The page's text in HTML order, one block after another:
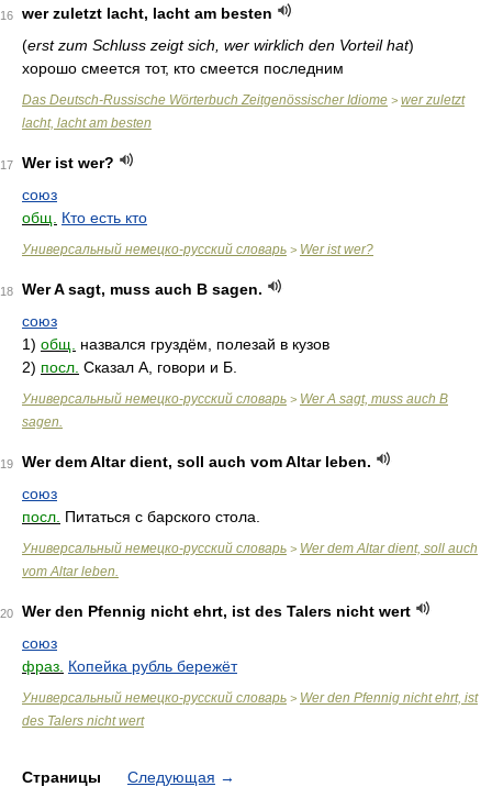
16
wer zuletzt lacht, lacht am besten
(erst zum Schluss zeigt sich, wer wirklich den Vorteil hat)
хорошо смеется тот, кто смеется последним
Das Deutsch-Russische Wörterbuch Zeitgenössischer Idiome > wer zuletzt
lacht, lacht am besten
17
Wer ist wer?
союз
общ.
Кто есть кто
Универсальный немецко-русский словарь > Wer ist wer?
18
Wer A sagt, muss auch B sagen.
союз
1) общ.
назвался груздём, полезай в кузов
2) посл. Сказал А, говори и Б.
Универсальный немецко-русский словарь > Wer A sagt, muss auch B
sagen.
19
Wer dem Altar dient, soll auch vom Altar leben.
союз
посл. Питаться с барского стола.
Универсальный немецко-русский словарь > Wer dem Altar dient, soll auch
vom Altar leben.
20
Wer den Pfennig nicht ehrt, ist des Talers nicht wert
союз
фраз. Копейка рубль бережёт
Универсальный немецко-русский словарь > Wer den Pfennig nicht ehrt, ist
des Talers nicht wert
Страницы Следующая →